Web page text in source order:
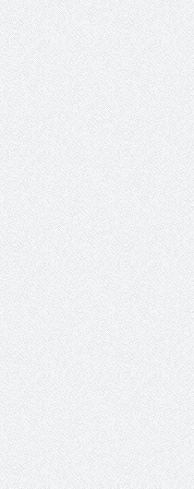
عبد العزيز.. ملك القلوب
انعقاد ملتقى (الوطن